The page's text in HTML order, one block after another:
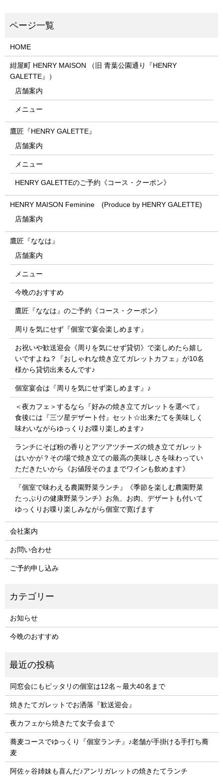
HOME
紺屋町 HENRY MAISON （旧 青葉公園通り『HENRY
GALETTE』）
店舗案内
メニュー
鷹匠『HENRY GALETTE』
店舗案内
メニュー
HENRY GALETTEのご予約《コース・クーポン》
HENRY MAISON Feminine (Produce by HENRY GALETTE)
店舗案内
鷹匠『ななは』
店舗案内
メニュー
今晩のおすすめ
鷹匠『ななは』のご予約《コース・クーポン》
周りを気にせず『個室で宴会楽しめます』
お祝いや歓送迎会《周りを気にせず貸切》で楽しめたら嬉し
いですよね？『おしゃれな焼き立てガレットカフェ』が10名
様から貸切出来るんです♪
個室宴会は『周りを気にせず楽しめます』♪
＜夜カフェ＞するなら『好みの焼き立てガレットを選べて』
食後には『三ツ星デザート付』セット☆出来たてを美味しく
味わいながらゆっくりお喋り楽しめます♪
ランチにそば粉の香りとアツアツチーズの焼き立てガレット
はいかが？その場で焼き立ての最高の美味しさを味わってい
ただきたいから《お値段そのままでワインも飲めます》
『個室で味わえる農園野菜ランチ』《季節を楽しむ農園野菜
たっぷりの健康野菜ランチ》お魚、お肉、デザートも付いて
ゆっくりお喋り楽しみながら個室で寛げます
会社案内
お問い合わせ
ご予約申し込み
お知らせ
今晩のおすすめ
同窓会にもピッタリの個室は12名～最大40名まで
焼きたてガレットでお洒落『歓送迎会』
夜カフェから焼きたて女子会まで
蕎麦コースでゆっくり『個室ランチ』♪老舗が手掛ける手打ち蕎
麦
阿佐ヶ谷姉妹も喜んだ♪アンリガレットの焼きたてランチ